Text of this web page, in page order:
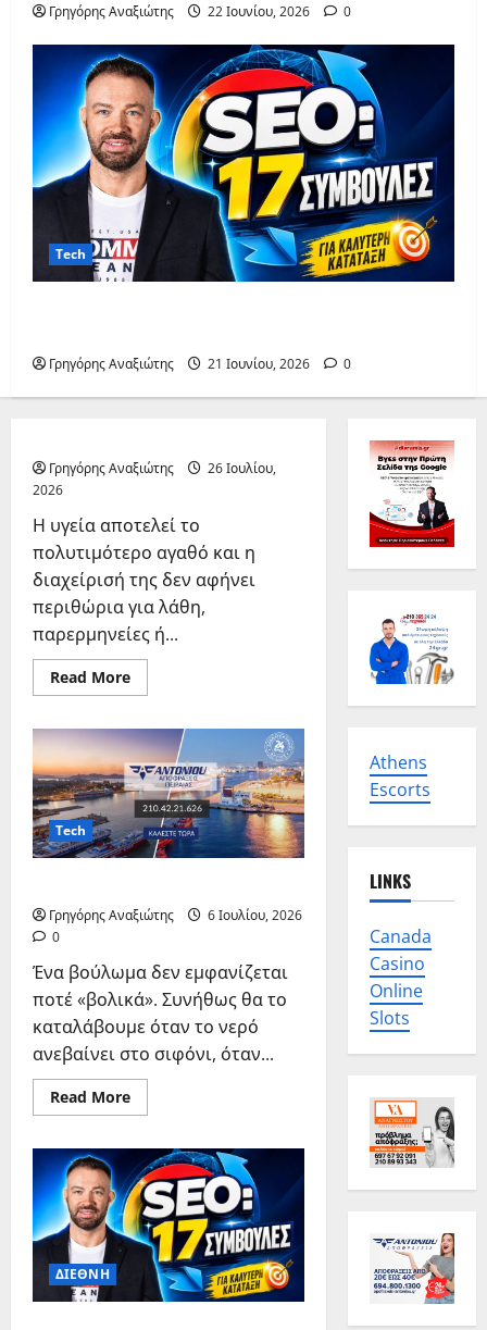
Γρηγόρης Αναξιώτης 22 Ιουνίου, 2026 0
Tech
Γρηγόρης Αναξιώτης 21 Ιουνίου, 2026 0
Γρηγόρης Αναξιώτης
26 Ιουλίου,
2026
Η υγεία αποτελεί το
πολυτιμότερο αγαθό και η
διαχείρισή της δεν αφήνει
περιθώρια για λάθη,
παρερμηνείες ή...
Read MoreRead
more
Tech
Γρηγόρης Αναξιώτης
6 Ιουλίου, 2026
0
Ένα βούλωμα δεν εμφανίζεται
ποτέ «βολικά». Συνήθως θα το
καταλάβουμε όταν το νερό
ανεβαίνει στο σιφόνι, όταν...
Read MoreRead
more
Πειραιάς
ΔΙΕΘΝΗ
Athens
Escorts
LINKS
Canada
Casino
Online
Slots